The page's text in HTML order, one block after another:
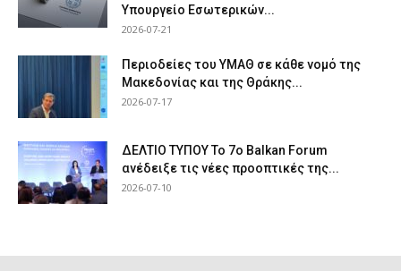
Υπουργείο Εσωτερικών...
2026-07-21
Περιοδείες του ΥΜΑΘ σε κάθε νομό της
Μακεδονίας και της Θράκης...
2026-07-17
ΔΕΛΤΙΟ ΤΥΠΟΥ Το 7ο Balkan Forum
ανέδειξε τις νέες προοπτικές της...
2026-07-10